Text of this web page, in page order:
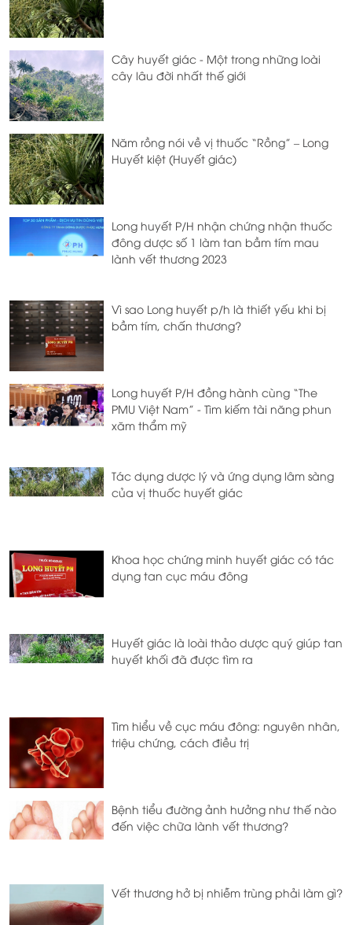
Cây huyết giác - Một trong những loài
cây lâu đời nhất thế giới
Năm rồng nói về vị thuốc “Rồng” – Long
Huyết kiệt (Huyết giác)
Long huyết P/H nhận chứng nhận thuốc
đông dược số 1 làm tan bầm tím mau
lành vết thương 2023
Vì sao Long huyết p/h là thiết yếu khi bị
bầm tím, chấn thương?
Long huyết P/H đồng hành cùng “The
PMU Việt Nam” - Tìm kiếm tài năng phun
xăm thẩm mỹ
Tác dụng dược lý và ứng dụng lâm sàng
của vị thuốc huyết giác
Khoa học chứng minh huyết giác có tác
dụng tan cục máu đông
Huyết giác là loài thảo dược quý giúp tan
huyết khối đã được tìm ra
Tìm hiểu về cục máu đông: nguyên nhân,
triệu chứng, cách điều trị
Bệnh tiểu đường ảnh hưởng như thế nào
đến việc chữa lành vết thương?
Vết thương hở bị nhiễm trùng phải làm gì?